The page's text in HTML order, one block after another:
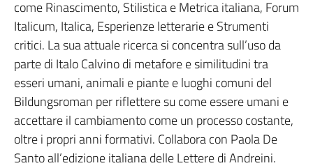
come Rinascimento, Stilistica e Metrica italiana, Forum
Italicum, Italica, Esperienze letterarie e Strumenti
critici. La sua attuale ricerca si concentra sull’uso da
parte di Italo Calvino di metafore e similitudini tra
esseri umani, animali e piante e luoghi comuni del
Bildungsroman per riflettere su come essere umani e
accettare il cambiamento come un processo costante,
oltre i propri anni formativi. Collabora con Paola De
Santo all’edizione italiana delle Lettere di Andreini.